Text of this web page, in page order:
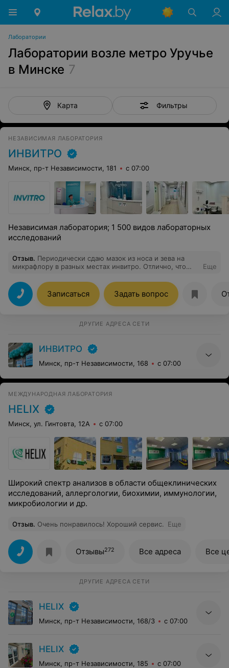
Лаборатории
Лаборатории возле метро Уручье
в Минске 7
Карта Фильтры
НЕЗАВИСИМАЯ ЛАБОРАТОРИЯ
ИНВИТРО
Минск, пр-т Независимости, 181 с 07:00
Независимая лаборатория; 1 500 видов лабораторных
исследований
Отзыв. Периодически сдаю мазок из носа и зева на
микрафлору в разных местах инвитро. Отлично, что
раскрученной лаборатории ждать приходилось по 4
дня. Могу выразить только слова благодарности о
работе ваши сотрудников. Буду здавать анализы только
у вас.
Еще
Записаться Задать вопрос
ДРУГИЕ АДРЕСА СЕТИ
ИНВИТРО
Минск, пр-т Независимости, 168 с 07:00
МЕЖДУНАРОДНАЯ ЛАБОРАТОРИЯ
HELIX
Минск, ул. Гинтовта, 12А с 07:00
Широкий спектр анализов в области общеклинических
исследований, аллергологии, биохимии, иммунологии,
микробиологии и др.
Отзыв. Очень понравилось! Хороший сервис. Еще
Отзывы272 Все адреса Все
ДРУГИЕ АДРЕСА СЕТИ
HELIX
Минск, пр-т Независимости, 168/3 с 07:00
HELIX
Минск, пр-т Независимости, 185 с 07:00